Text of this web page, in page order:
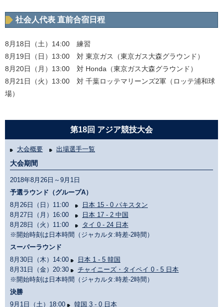
社会人代表 直前合宿日程
8月18日（土）14:00 練習
8月19日（日）13:00 対 東京ガス（東京ガス大森グラウンド）
8月20日（月）13:00 対 Honda（東京ガス大森グラウンド）
8月21日（火）13:00 対 千葉ロッテマリーンズ2軍（ロッテ浦和球
場）
第18回 アジア競技大会
大会概要 出場選手一覧
大会期間
2018年8月26日～9月1日
予選ラウンド（グループA）
8月26日（日）11:00
日本 15 - 0 パキスタン
8月27日（月）16:00
日本 17 - 2 中国
8月28日（火）11:00
タイ 0 - 24 日本
※開始時刻は日本時間（ジャカルタ:時差-2時間）
スーパーラウンド
8月30日（木）14:00
日本 1 - 5 韓国
8月31日（金）20:30
チャイニーズ・タイペイ 0 - 5 日本
※開始時刻は日本時間（ジャカルタ:時差-2時間）
決勝
9月1日（土）18:00
韓国 3 - 0 日本